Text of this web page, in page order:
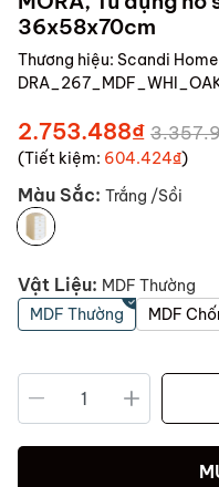
36x58x70cm
Thương hiệu: Scandi Home
2.753.488₫
(Tiết kiệm: 604.424₫)
Màu Sắc: Trắng /Sồi
Vật Liệu: MDF Thường
MDF Thường
MDF